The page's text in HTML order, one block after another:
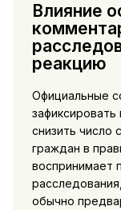
Влияние
реакцию
Официальные
снизить число
граждан в
воспринимает
обычно